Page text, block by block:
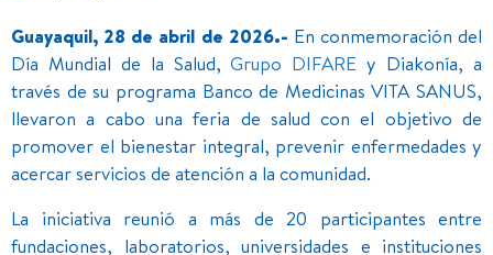
Guayaquil, 28 de abril de 2026.- En conmemoración del
Día Mundial de la Salud,Grupo DIFARE y Diakonía, a
través de su programa Banco de Medicinas VITA SANUS,
llevaron a cabo una feria de salud con el objetivo de
promover el bienestar integral, prevenir enfermedades y
acercar servicios de atención a la comunidad.
La iniciativa reunió a más de 20 participantes entre
fundaciones, laboratorios, universidades e instituciones